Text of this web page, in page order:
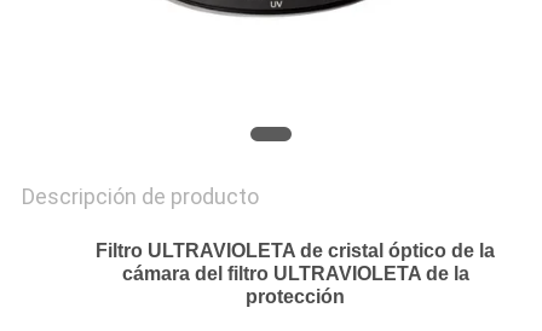
Descripción de producto
Filtro ULTRAVIOLETA de cristal óptico de la
cámara del filtro ULTRAVIOLETA de la
protección